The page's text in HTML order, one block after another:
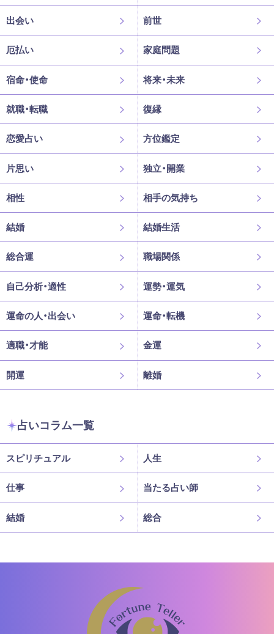
出会い 前世
厄払い 家庭問題
宿命・使命 将来・未来
就職・転職 復縁
恋愛占い 方位鑑定
片思い 独立・開業
相性 相手の気持ち
結婚 結婚生活
総合運 職場関係
自己分析・適性 運勢・運気
運命の人・出会い 運命・転機
適職・才能 金運
開運 離婚
占いコラム一覧
スピリチュアル 人生
仕事 当たる占い師
結婚 総合